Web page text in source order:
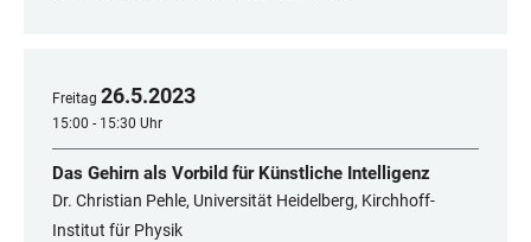
Freitag 26.5.2023
15:00 - 15:30 Uhr
Das Gehirn als Vorbild für Künstliche Intelligenz
Dr. Christian Pehle, Universität Heidelberg, Kirchhoff-
Institut für Physik